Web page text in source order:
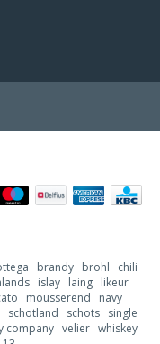
brandy brohl
chili
islay laing likeur
mousserend
navy
schotland schots
single
company velier whiskey